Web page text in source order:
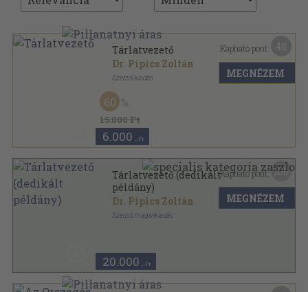
Tárlatvezető
Dr. Pipics Zoltán
Szerzői kiadás
Félbőr
15.000 Ft
60
6.000 ,-Ft
Kapható pont:
MEGNÉZEM
Tárlatvezető (dedikált
példány)
Dr. Pipics Zoltán
Szerzői magánkiadás
20.000 ,-Ft
Kapható pont: 100
MEGNÉZEM